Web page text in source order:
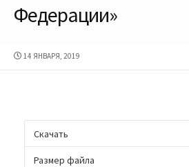
Федерации»
ДАТА
14 ЯНВАРЯ, 2019
Скачать
Размер файла